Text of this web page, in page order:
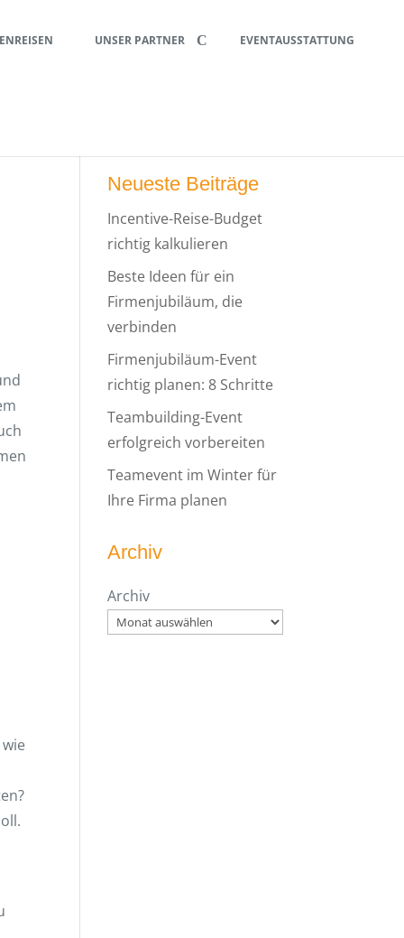
UNSER PARTNER EVENTAUSSTATTUNG
Neueste Beiträge
Incentive-Reise-Budget
richtig kalkulieren
Beste Ideen für ein
Firmenjubiläum, die
verbinden
Firmenjubiläum-Event
richtig planen: 8 Schritte
Teambuilding-Event
erfolgreich vorbereiten
Teamevent im Winter für
Ihre Firma planen
Archiv
Archiv